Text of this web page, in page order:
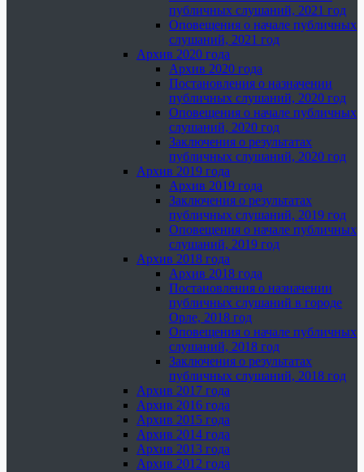
публичных слушаний, 2021 год
Оповещения о начале публичных
слушаний, 2021 год
Архив 2020 года
Архив 2020 года
Постановления о назначении
публичных слушаний, 2020 год
Оповещения о начале публичных
слушаний, 2020 год
Заключения о результатах
публичных слушаний, 2020 год
Архив 2019 года
Архив 2019 года
Заключения о результатах
публичных слушаний, 2019 год
Оповещения о начале публичных
слушаний, 2019 год
Архив 2018 года
Архив 2018 года
Постановления о назначении
публичных слушаний в городе
Орле, 2018 год
Оповещения о начале публичных
слушаний, 2018 год
Заключения о результатах
публичных слушаний, 2018 год
Архив 2017 года
Архив 2016 года
Архив 2015 года
Архив 2014 года
Архив 2013 года
Архив 2012 года